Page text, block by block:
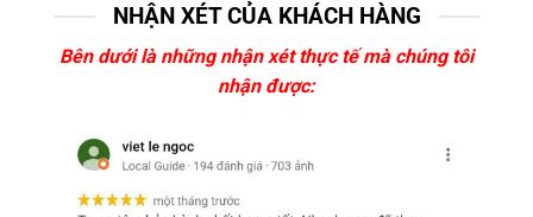
NHẬN XÉT CỦA KHÁCH HÀNG
Bên dưới là những nhận xét thực tế mà chúng tôi
nhận được: